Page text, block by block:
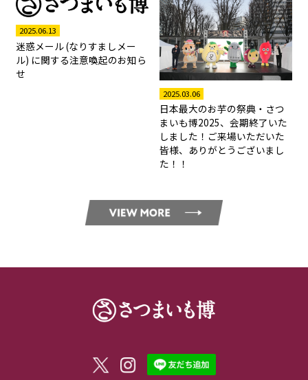
2025.06.13
迷惑メール (なりすましメー
ル) に関する注意喚起のお知ら
せ
2025.03.06
日本最大のお芋の祭典・さつ
まいも博2025、会期終了いた
しました！ご来場いただいた
皆様、ありがとうございまし
た！！